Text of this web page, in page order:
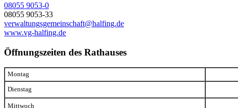
08055 9053-0
08055 9053-33
verwaltungsgemeinschaft@halfing.de
www.vg-halfing.de
Öffnungszeiten des Rathauses
Montag
Dienstag
Mittwoch